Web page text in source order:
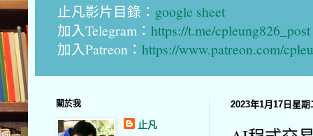
止凡影片目錄： google sheet
加入Telegram： https://t.me/cpleung826_post
加入Patreon： https://www.patreon.com/
2023年1月17日星期
關於我
止凡